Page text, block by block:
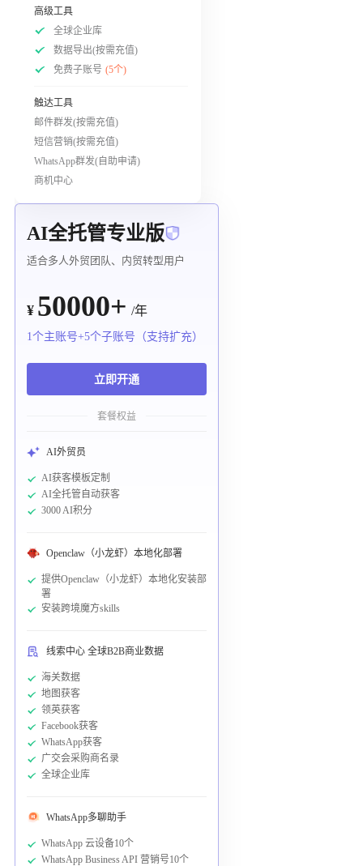
高级工具
全球企业库
数据导出(按需充值)
免费子账号 (5个)
触达工具
邮件群发(按需充值)
短信营销(按需充值)
WhatsApp群发(自助申请)
商机中心
AI全托管专业版
适合多人外贸团队、内贸转型用户
¥ 50000+ /年
1个主账号+5个子账号（支持扩充）
立即开通
套餐权益
AI外贸员
AI获客模板定制
AI全托管自动获客
3000 AI积分
Openclaw（小龙虾）本地化部署
提供Openclaw（小龙虾）本地化安装部
署
安装跨境魔方skills
线索中心 全球B2B商业数据
海关数据
地图获客
领英获客
Facebook获客
WhatsApp获客
广交会采购商名录
全球企业库
WhatsApp多聊助手
WhatsApp 云设备10个
WhatsApp Business API 营销号10个